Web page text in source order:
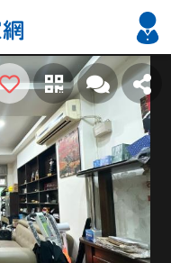
搜尋
降價好屋限量釋出
降價好屋限量釋出